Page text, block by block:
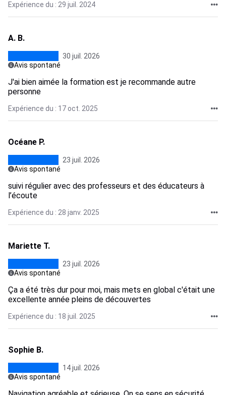
Expérience du : 29 juil. 2024
A. B.
30 juil. 2026
Avis spontané
J'ai bien aimée la formation est je recommande autre
personne
Expérience du : 17 oct. 2025
Océane P.
23 juil. 2026
Avis spontané
suivi régulier avec des professeurs et des éducateurs à
l’écoute
Expérience du : 28 janv. 2025
Mariette T.
23 juil. 2026
Avis spontané
Ça a été très dur pour moi, mais mets en global c'était une
excellente année pleins de découvertes
Expérience du : 18 juil. 2025
Sophie B.
14 juil. 2026
Avis spontané